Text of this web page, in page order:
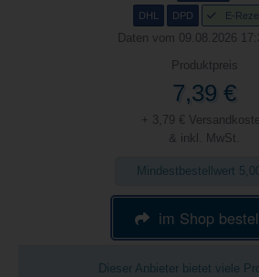
DHL DPD E-
Daten vom 09.08.2026
Produktpreis
7,39 €
+ 3,79 €
& inkl. MwSt.
Mindestbestellwert
im Shop
Dieser Anbieter bietet viele